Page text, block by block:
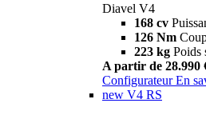
Diavel V4
168 cv
126 Nm
223 kg Poids
A partir de 28.990
Configurateur En
new V4 RS